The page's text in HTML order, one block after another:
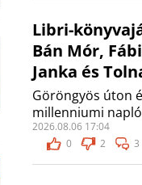
Libri-
Bán Mór,
Janka és
Göröngyös úton
millenniumi
2026.08.06 17:04
0
2 3